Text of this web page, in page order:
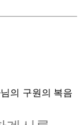
의 구원의 복음